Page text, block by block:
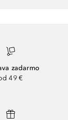
zadarmo
49 €